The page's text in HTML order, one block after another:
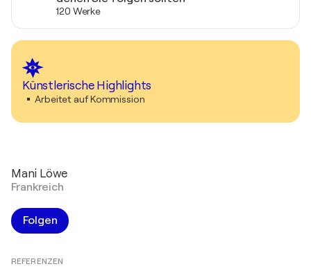
120 Werke
Künstlerische Highlights
Arbeitet auf Kommission
Mani Löwe
Frankreich
Folgen
REFERENZEN